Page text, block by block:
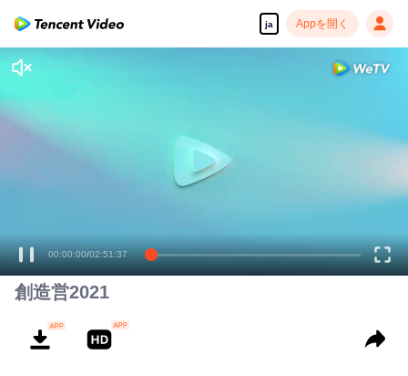
ja Appを開く
00:00:00/02:51:37
創造営2021